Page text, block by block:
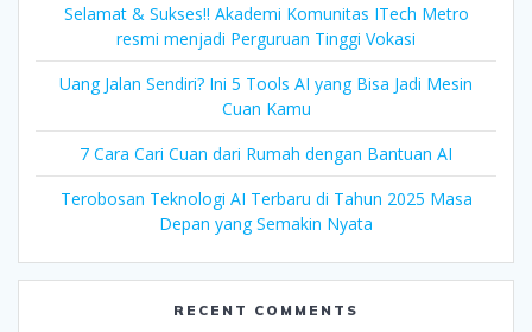
Selamat & Sukses!! Akademi Komunitas ITech Metro
resmi menjadi Perguruan Tinggi Vokasi
Uang Jalan Sendiri? Ini 5 Tools AI yang Bisa Jadi Mesin
Cuan Kamu
7 Cara Cari Cuan dari Rumah dengan Bantuan AI
Terobosan Teknologi AI Terbaru di Tahun 2025 Masa
Depan yang Semakin Nyata
RECENT COMMENTS